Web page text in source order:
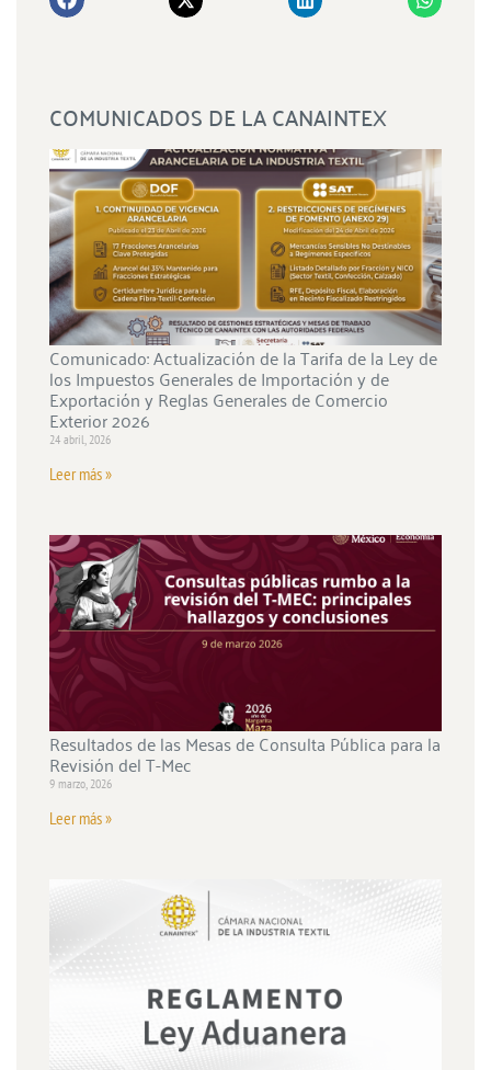
COMUNICADOS DE LA CANAINTEX
Comunicado: Actualización de la Tarifa de la Ley de
los Impuestos Generales de Importación y de
Exportación y Reglas Generales de Comercio
Exterior 2026
24 abril, 2026
Leer más »
Resultados de las Mesas de Consulta Pública para la
Revisión del T-Mec
9 marzo, 2026
Leer más »